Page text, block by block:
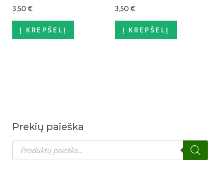
Prekių paieška
3,50€
Į KREPŠELĮ
3,50€
Į KREPŠELĮ